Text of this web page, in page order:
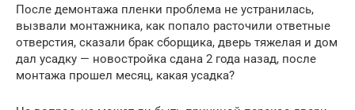
После демонтажа пленки проблема не устранилась,
вызвали монтажника, как попало расточили ответные
отверстия, сказали брак сборщика, дверь тяжелая и дом
дал усадку — новостройка сдана 2 года назад, после
монтажа прошел месяц, какая усадка?